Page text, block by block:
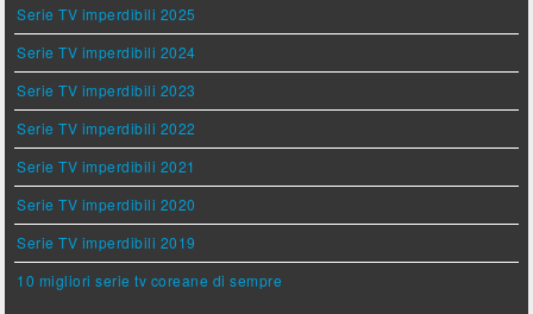
Serie TV imperdibili 2025
Serie TV imperdibili 2024
Serie TV imperdibili 2023
Serie TV imperdibili 2022
Serie TV imperdibili 2021
Serie TV imperdibili 2020
Serie TV imperdibili 2019
10 migliori serie tv coreane di sempre